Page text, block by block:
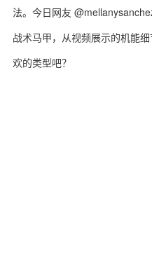
法。今日网友
战术马甲，从视频展示的机能
欢的类型吧？